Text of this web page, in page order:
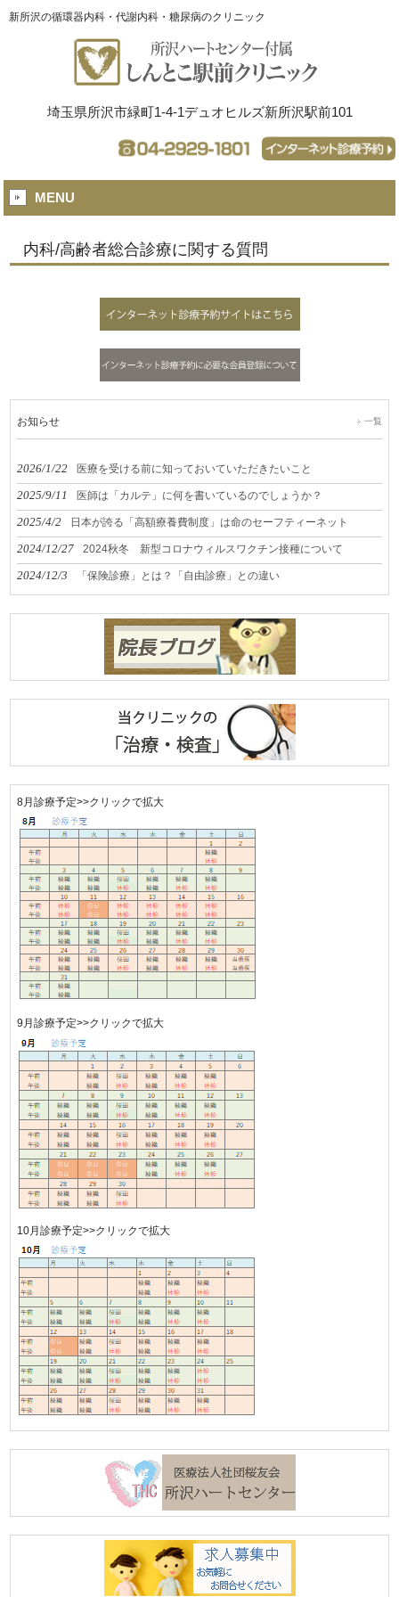
新所沢の循環器内科・代謝内科・糖尿病のクリニック
埼玉県所沢市緑町1-4-1デュオヒルズ新所沢駅前101
MENU
内科/高齢者総合診療に関する質問
お知らせ 一覧
2026/1/22 医療を受ける前に知っておいていただきたいこと
2025/9/11 医師は「カルテ」に何を書いているのでしょうか？
2025/4/2 日本が誇る「高額療養費制度」は命のセーフティーネット
2024/12/27 2024秋冬 新型コロナウィルスワクチン接種について
2024/12/3 「保険診療」とは？「自由診療」との違い
8月診療予定>>クリックで拡大
9月診療予定>>クリックで拡大
10月診療予定>>クリックで拡大